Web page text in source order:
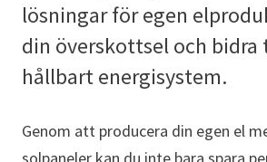
lösningar för egen
din överskottsel och
hållbart energisystem.
Genom att producera din egen el